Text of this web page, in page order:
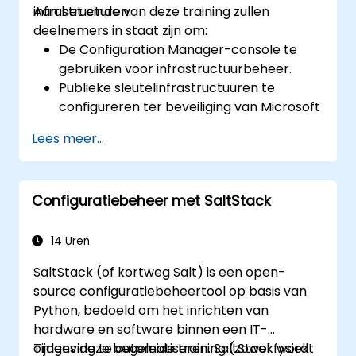
infrastructuren.
Aan het einde van deze training zullen
deelnemers in staat zijn om:
De Configuration Manager-console te
gebruiken voor infrastructuurbeheer.
Publieke sleutelinfrastructuuren te
configureren ter beveiliging van Microsoft
Geavanceerde applicatieimplementaties
uit te voeren en fouten op te lossen.
Lees meer...
Configuratiebeheer met SaltStack
14 Uren
SaltStack (of kortweg Salt) is een open-
source configuratiebeheertool op basis van
Python, bedoeld om het inrichten van
hardware en software binnen een IT-
omgeving te automatiseren. SaltStack wordt
Tijdens deze begeleide training (zowel fysiek